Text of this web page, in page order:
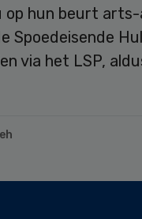
op hun beurt
Spoedeisende
via het LSP,